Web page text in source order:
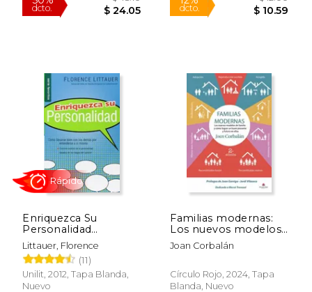
dcto. dcto.
Enriquezca Su
Personalidad
(Spanish Edition)
Littauer, Florence
(11)
Unilit, 2012, Tapa Blanda,
Nuevo
Familias modernas:
Los nuevos modelos
de familia y cómo
lograr un buen
ellas
Joan Corbalán
Círculo Rojo, 2024, Tapa
Blanda, Nuevo